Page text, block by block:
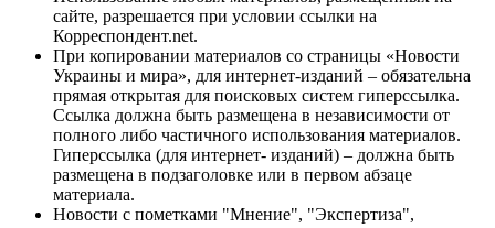
сайте, разрешается при условии ссылки на
Корреспондент.net.
При копировании материалов со страницы «Новости
Украины и мира», для интернет-изданий – обязательна
прямая открытая для поисковых систем гиперссылка.
Ссылка должна быть размещена в независимости от
полного либо частичного использования материалов.
Гиперссылка (для интернет- изданий) – должна быть
размещена в подзаголовке или в первом абзаце
материала.
Новости с пометками "Мнение", "Экспертиза",